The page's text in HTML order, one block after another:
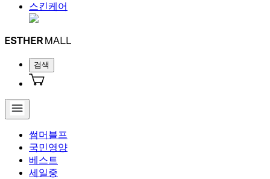
스킨케어
검색
썸머블프
국민영양
베스트
세일중